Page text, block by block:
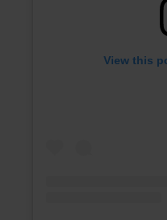
View this